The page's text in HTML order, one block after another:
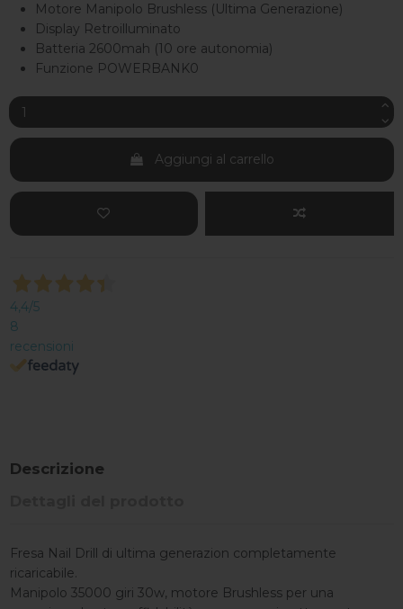
Motore Manipolo Brushless (Ultima Generazione)
Display Retroilluminato
Batteria 2600mah (10 ore autonomia)
Funzione POWERBANK0
Aggiungi al carrello
4,4/5
8
recensioni
Descrizione
Fresa Nail Drill di ultima generazion completamente
ricaricabile.
Manipolo 35000 giri 30w, motore Brushless per una